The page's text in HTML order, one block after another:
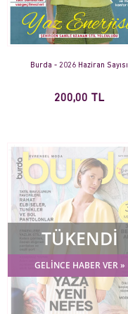
Burda - 2026 Haziran Sayısı
200,00 TL
TÜKENDİ
GELİNCE HABER VER »